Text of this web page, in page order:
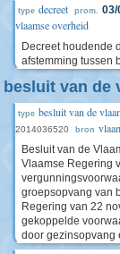
type decreet prom. 03/
vlaamse overheid
Decreet houdende
afstemming tussen
besluit van de
type besluit van de
2014036520 bron
Besluit van de
Vlaamse Regering
groepsopvang van
Regering van 22
gekoppelde
door gezinsopvang